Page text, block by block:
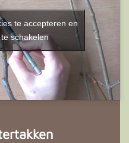
te accepteren en
schakelen